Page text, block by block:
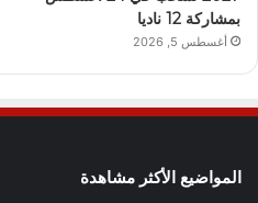
بمشاركة 12 ناديا
أغسطس 5, 2026
المواضيع الأكثر مشاهدة